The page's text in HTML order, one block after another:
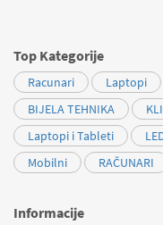
Top Kategorije
Racunari Laptopi
BIJELA TEHNIKA
Laptopi i Tableti
Mobilni
RAČUNARI
Informacije